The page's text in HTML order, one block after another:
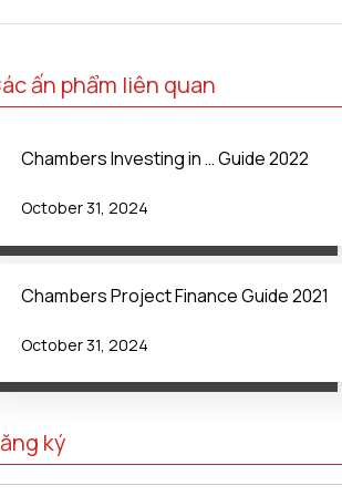
ấn phẩm liên quan
Chambers Investing in … Guide 2022
October 31, 2024
Chambers Project Finance Guide 2021
October 31, 2024
ký